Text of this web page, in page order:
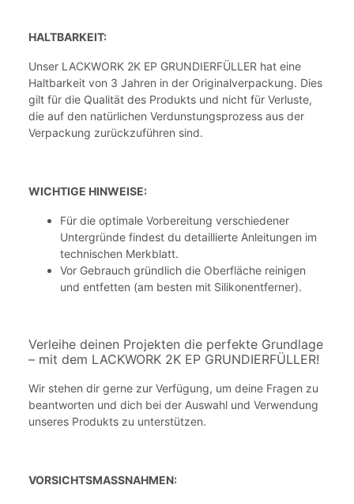
HALTBARKEIT:
Unser LACKWORK 2K EP GRUNDIERFÜLLER hat eine
Haltbarkeit von 3 Jahren in der Originalverpackung. Dies
gilt für die Qualität des Produkts und nicht für Verluste,
die auf den natürlichen Verdunstungsprozess aus der
Verpackung zurückzuführen sind.
WICHTIGE HINWEISE:
Für die optimale Vorbereitung verschiedener
Untergründe findest du detaillierte Anleitungen im
technischen Merkblatt.
Vor Gebrauch gründlich die Oberfläche reinigen
und entfetten (am besten mit Silikonentferner).
Verleihe deinen Projekten die perfekte Grundlage
– mit dem LACKWORK 2K EP GRUNDIERFÜLLER!
Wir stehen dir gerne zur Verfügung, um deine Fragen zu
beantworten und dich bei der Auswahl und Verwendung
unseres Produkts zu unterstützen.
VORSICHTSMASSNAHMEN: